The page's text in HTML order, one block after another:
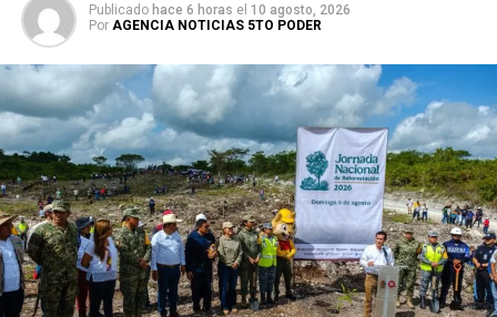
Publicado hace 6 horas el 10 agosto, 2026
Por AGENCIA NOTICIAS 5TO PODER